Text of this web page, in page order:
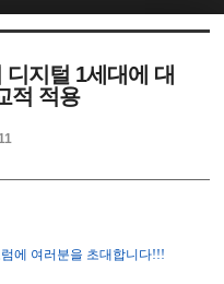
지털 1세대에 대
적 적용
에 여러분을 초대합니다!!!
치북5
치북5